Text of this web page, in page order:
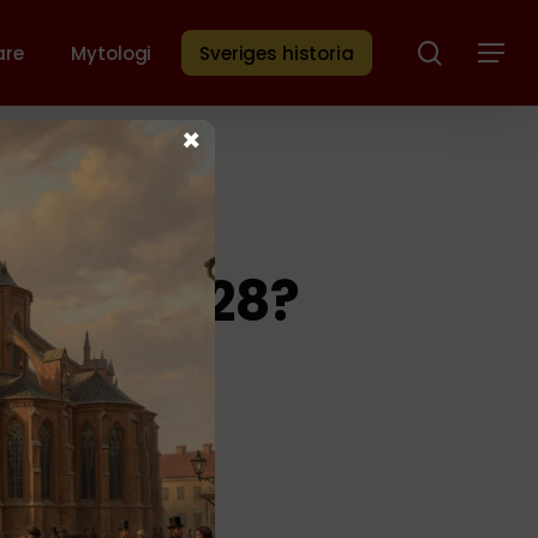
Mytologi Sveriges historia SökMenu
år 1628?
×